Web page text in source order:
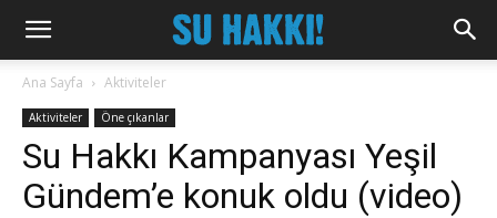
Ana Sayfa Aktiviteler
Aktiviteler Öne çıkanlar
Su Hakkı Kampanyası Yeşil
Gündem’e konuk oldu (video)